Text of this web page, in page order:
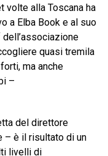
volte alla Toscana ha
a Elba Book e al suo
quasi tremila
ma anche
–
del direttore
– è il risultato di un
livelli di